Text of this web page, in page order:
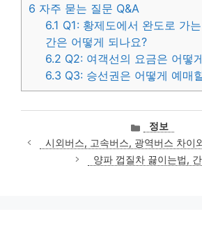
6 자주 묻는 질문 Q&A
6.1 Q1: 황제도에서 완도로 가
간은 어떻게 되나요?
6.2 Q2: 여객선의 요금은 어떻
6.3 Q3: 승선권은 어떻게 예매
카
테
고
리
정보
시외버스, 고속버스, 광역버스 차이
양파 껍질차 끓이는법,